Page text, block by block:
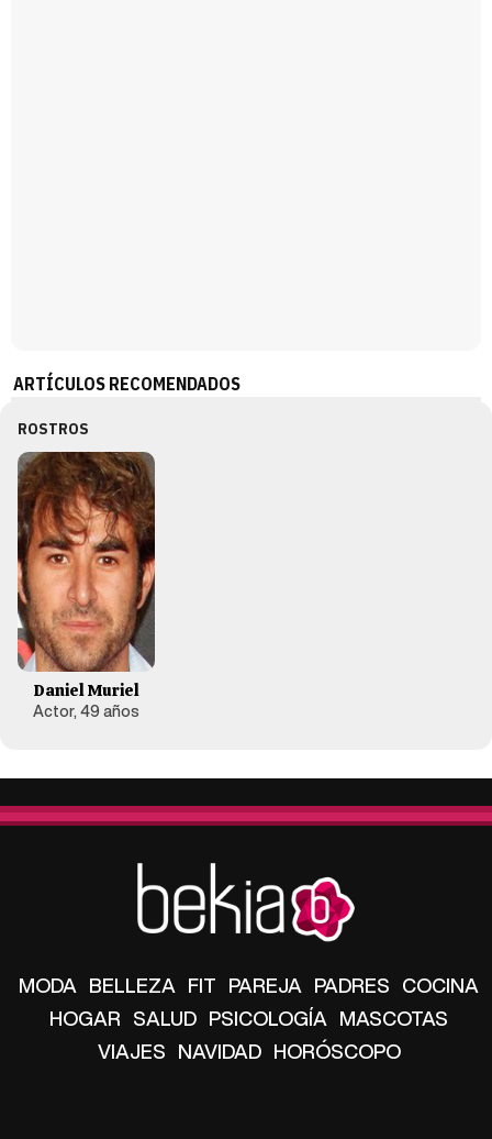
ARTÍCULOS RECOMENDADOS
ROSTROS
Daniel Muriel
Actor, 49 años
MODA BELLEZA FIT PAREJA PADRES COCINA
HOGAR SALUD PSICOLOGÍA MASCOTAS
VIAJES NAVIDAD HORÓSCOPO